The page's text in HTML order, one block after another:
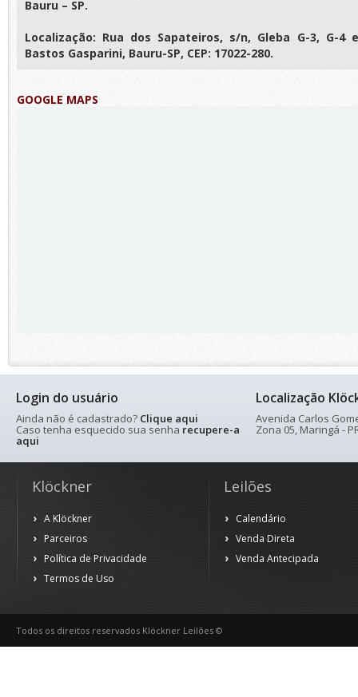
Bauru – SP.
Localização: Rua dos Sapateiros, s/n, Gleba G-3, G-4
Bastos Gasparini, Bauru-SP, CEP: 17022-280.
GOOGLE MAPS
Login do usuário
Ainda não é cadastrado? Clique aqui
Caso tenha esquecido sua senha recupere-a
aqui
Localização
Avenida Carlos
Zona 05, Maringá -
Klöckner
A Klöckner
Parceiros
Política de Privacidade
Termos de Uso
Leilões
Calendário
Venda Direta
Venda Antecipada
Todos os direitos reservados Klöckner Leilões ©